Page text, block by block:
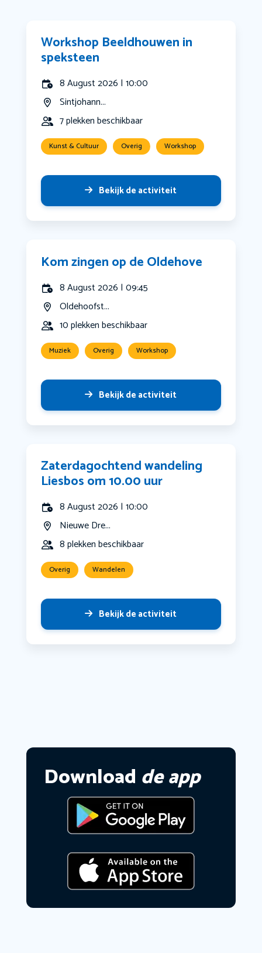
Workshop Beeldhouwen in
speksteen
8 August 2026 | 10:00
Sintjohann...
7 plekken beschikbaar
Kunst & Cultuur Overig Workshop
Bekijk de activiteit
Kom zingen op de Oldehove
8 August 2026 | 09:45
Oldehoofst...
10 plekken beschikbaar
Muziek Overig Workshop
Bekijk de activiteit
Zaterdagochtend wandeling
Liesbos om 10.00 uur
8 August 2026 | 10:00
Nieuwe Dre...
8 plekken beschikbaar
Overig Wandelen
Bekijk de activiteit
Download de app